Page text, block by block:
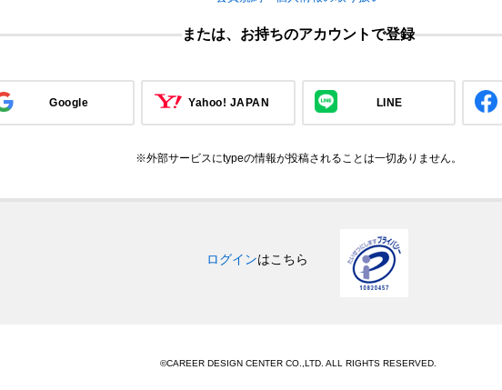
または、お持ちのアカウントで登録
Google Yahoo! JAPAN LINE
※外部サービスにtypeの情報が投稿されることは一切ありません。
ログインはこちら
©CAREER DESIGN CENTER CO.,LTD. ALL RIGHTS RESERVED.